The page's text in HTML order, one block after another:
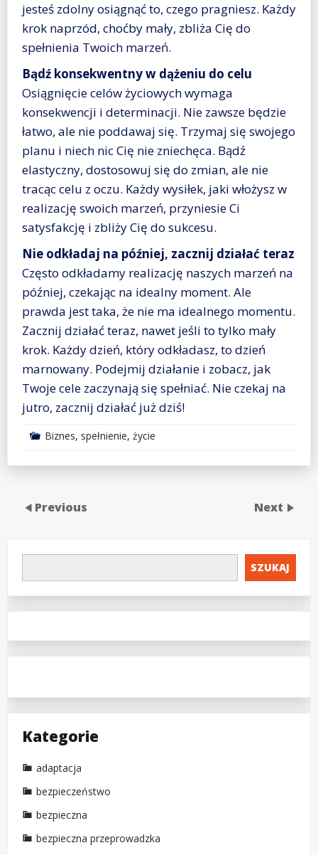
jesteś zdolny osiągnąć to, czego pragniesz. Każdy
krok naprzód, choćby mały, zbliża Cię do
spełnienia Twoich marzeń.
Bądź konsekwentny w dążeniu do celu
Osiągnięcie celów życiowych wymaga
konsekwencji i determinacji. Nie zawsze będzie
łatwo, ale nie poddawaj się. Trzymaj się swojego
planu i niech nic Cię nie zniechęca. Bądź
elastyczny, dostosowuj się do zmian, ale nie
tracąc celu z oczu. Każdy wysiłek, jaki włożysz w
realizację swoich marzeń, przyniesie Ci
satysfakcję i zbliży Cię do sukcesu.
Nie odkładaj na później, zacznij działać teraz
Często odkładamy realizację naszych marzeń na
później, czekając na idealny moment. Ale
prawda jest taka, że nie ma idealnego momentu.
Zacznij działać teraz, nawet jeśli to tylko mały
krok. Każdy dzień, który odkładasz, to dzień
marnowany. Podejmij działanie i zobacz, jak
Twoje cele zaczynają się spełniać. Nie czekaj na
jutro, zacznij działać już dziś!
Biznes, spełnienie, życie
Previous Next
SZUKAJ
Kategorie
adaptacja
bezpieczeństwo
bezpieczna
bezpieczna przeprowadzka